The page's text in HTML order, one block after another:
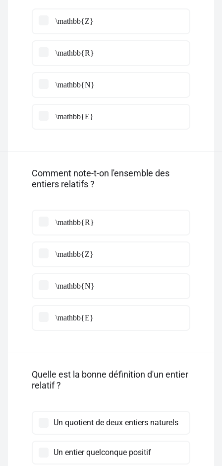
\mathbb{Z}
\mathbb{R}
\mathbb{N}
\mathbb{E}
Comment note-t-on l'ensemble des
entiers relatifs ?
\mathbb{R}
\mathbb{Z}
\mathbb{N}
\mathbb{E}
Quelle est la bonne définition d'un entier
relatif ?
Un quotient de deux entiers naturels
Un entier quelconque positif